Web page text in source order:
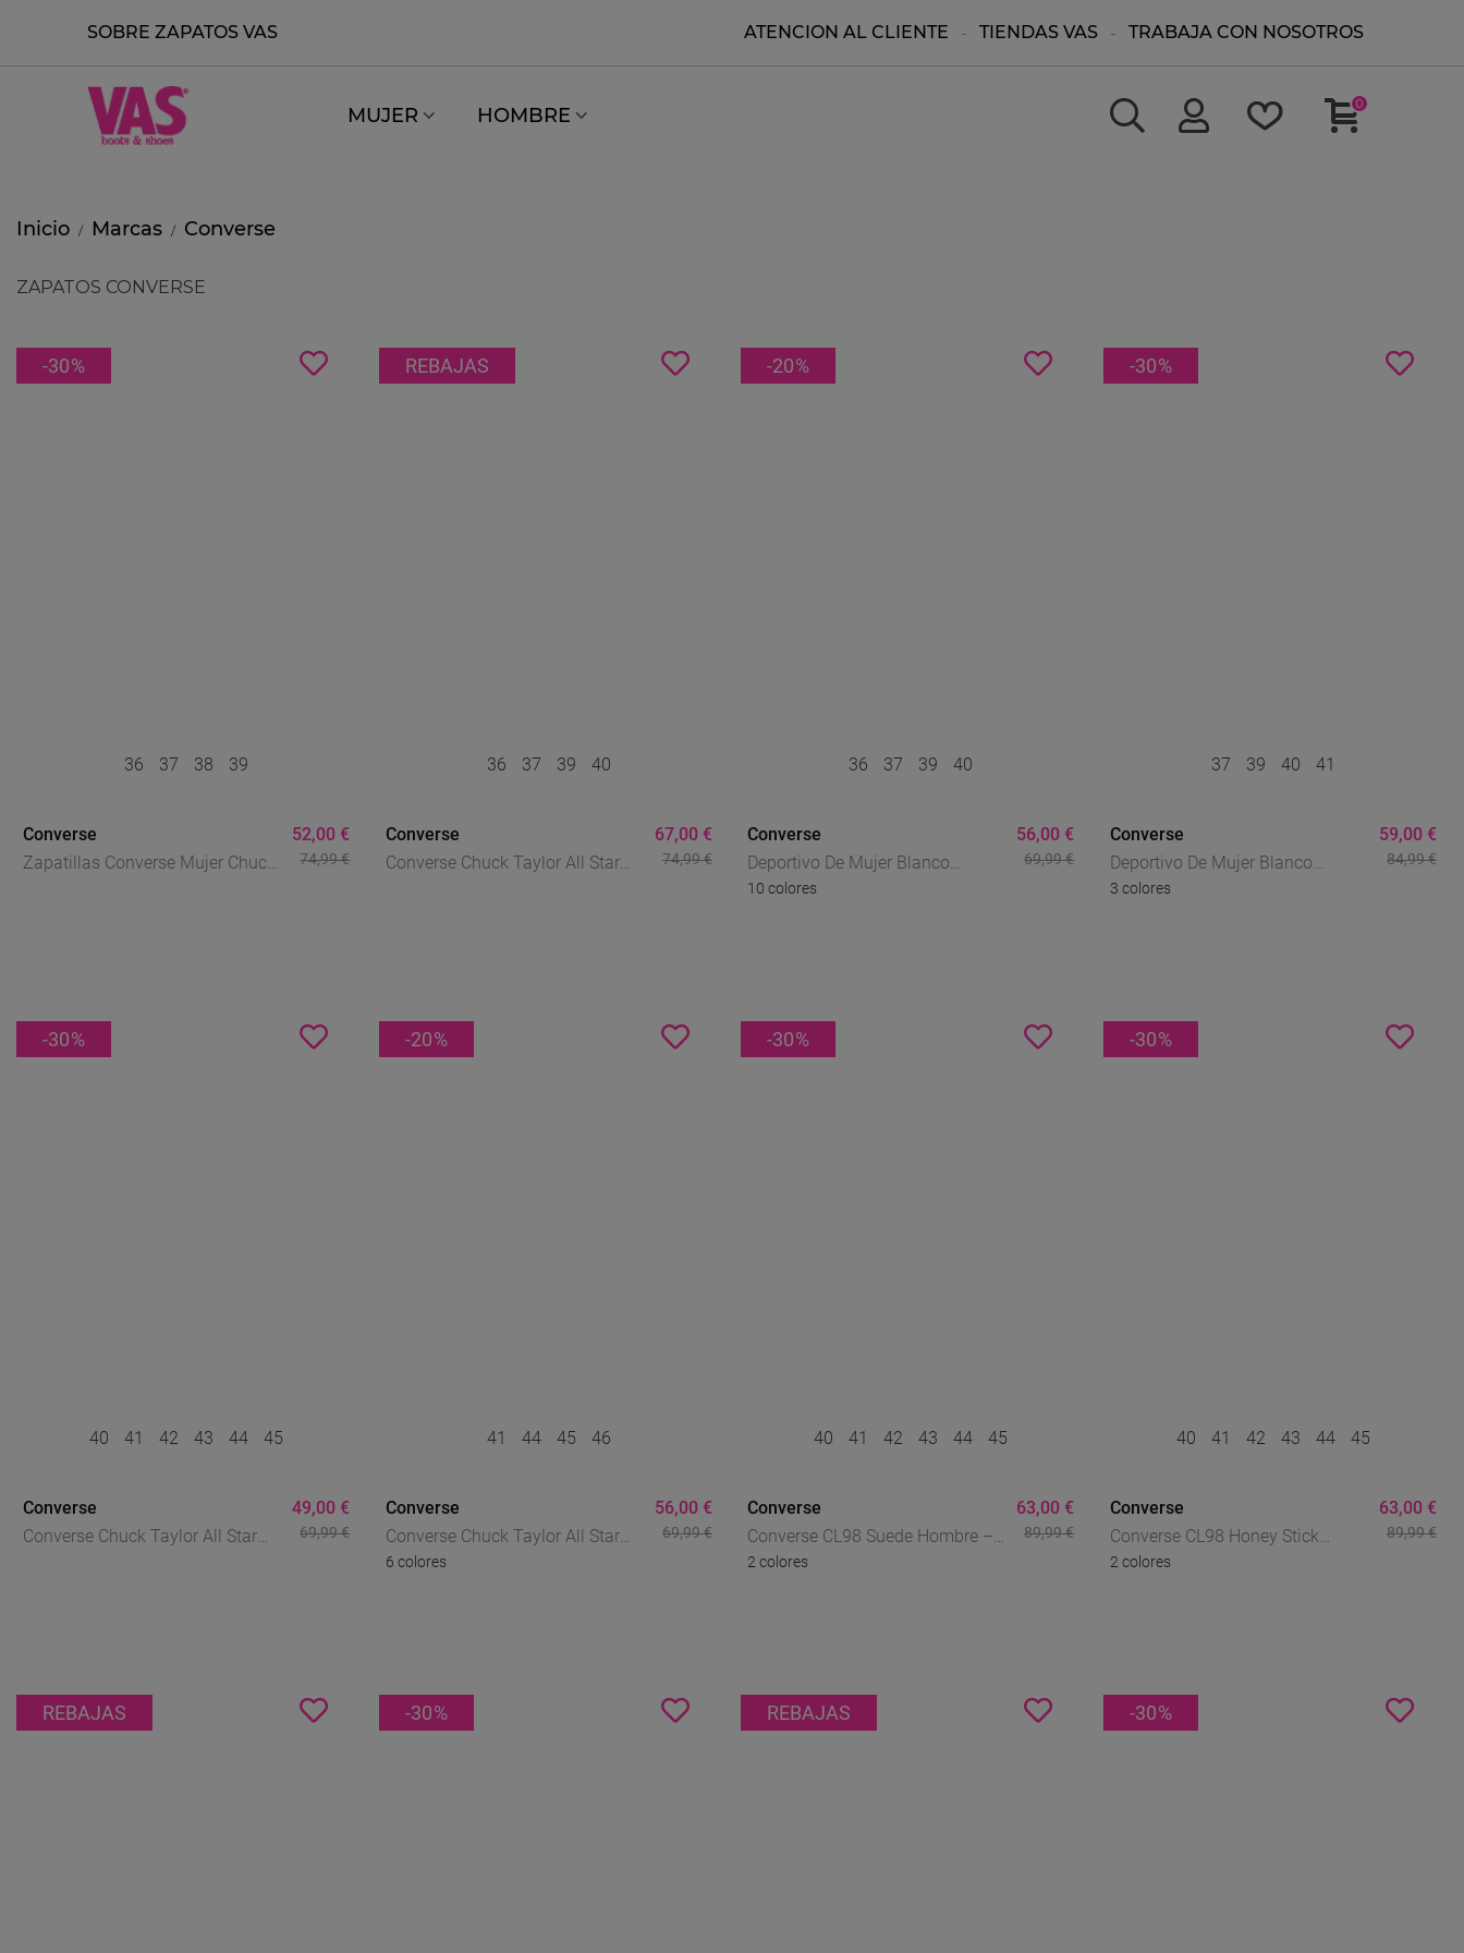
SOBRE ZAPATOS VAS ATENCION AL CLIENTE TIENDAS VAS TRABAJA CON NOSOTROS
MUJER HOMBRE 0
Inicio / Marcas / Converse
ZAPATOS CONVERSE
-30%
36 37 38 39
Converse
Zapatillas Converse Mujer Chuck
52,00 €
74,99 €
REBAJAS
36 37 39 40
Converse
Converse Chuck Taylor All Star
67,00 €
74,99 €
-20%
36 37 39 40
Converse
Deportivo De Mujer Blanco
Converse Chuck Taylor All Star
10 colores
56,00 €
69,99 €
-30%
37 39 40 41
Converse
Deportivo De Mujer Blanco
Converse Chuck Taylor All Star
3 colores
59,00 €
84,99 €
-30%
40 41 42 43 44 45
Converse
Converse Chuck Taylor All Star
49,00 €
69,99 €
-20%
41 44 45 46
Converse
Converse Chuck Taylor All Star
Classic Mujer Bajas – Icono
6 colores
56,00 €
69,99 €
-30%
40 41 42 43 44 45
Converse
Converse CL98 Suede Hombre –
Sneakers Retro 90s Con
2 colores
63,00 €
89,99 €
-30%
40 41 42 43 44 45
Converse
Converse CL98 Honey Stick
Hombre – Sneakers Retro De Ante
2 colores
63,00 €
89,99 €
REBAJAS -30% REBAJAS -30%